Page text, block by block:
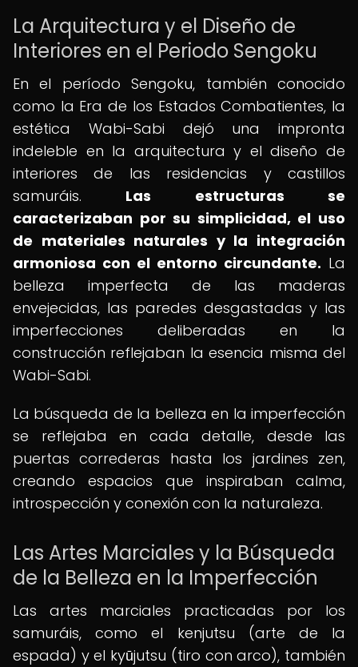
La Arquitectura y el Diseño de
Interiores en el Periodo Sengoku
En el período Sengoku, también conocido
como la Era de los Estados Combatientes, la
estética Wabi-Sabi dejó una impronta
indeleble en la arquitectura y el diseño de
interiores de las residencias y castillos
samuráis. Las estructuras se
caracterizaban por su simplicidad, el uso
de materiales naturales y la integración
armoniosa con el entorno circundante. La
belleza imperfecta de las maderas
envejecidas, las paredes desgastadas y las
imperfecciones deliberadas en la
construcción reflejaban la esencia misma del
Wabi-Sabi.
La búsqueda de la belleza en la imperfección
se reflejaba en cada detalle, desde las
puertas correderas hasta los jardines zen,
creando espacios que inspiraban calma,
introspección y conexión con la naturaleza.
Las Artes Marciales y la Búsqueda
de la Belleza en la Imperfección
Las artes marciales practicadas por los
samuráis, como el kenjutsu (arte de la
espada) y el kyūjutsu (tiro con arco), también